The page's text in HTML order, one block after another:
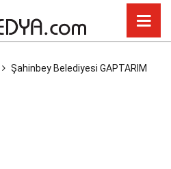
Şahinbey Belediyesi GAPTARIM